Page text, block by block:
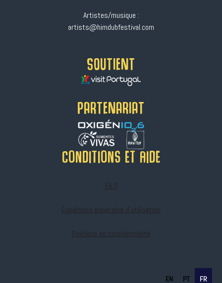
Artistes/musique :
artists@himdubfestival.com
SOUTIENT
PARTENARIAT
Conditions et aide
F.A.Q
Conditions générales d'utilisation
Politique de confidentialité
EN PT FR